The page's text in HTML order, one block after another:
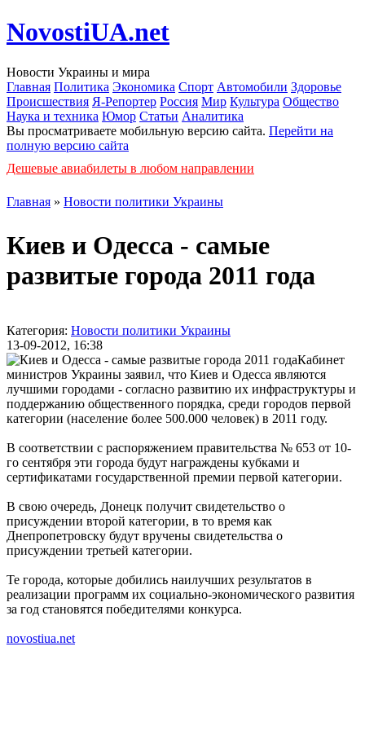
NovostiUA.net
Новости Украины и мира
Главная Политика Экономика Спорт Автомобили Здоровье
Происшествия Я-Репортер Россия Мир Культура Общество
Наука и техника Юмор Статьи Аналитика
Вы просматриваете мобильную версию сайта. Перейти на
полную версию сайта
Дешевые авиабилеты в любом направлении
Главная » Новости политики Украины
Киев и Одесса - самые
развитые города 2011 года
Категория: Новости политики Украины
13-09-2012, 16:38
Кабинет
министров Украины заявил, что Киев и Одесса являются
лучшими городами - согласно развитию их инфраструктуры и
поддержанию общественного порядка, среди городов первой
категории (население более 500.000 человек) в 2011 году.
В соответствии с распоряжением правительства № 653 от 10-
го сентября эти города будут награждены кубками и
сертификатами государственной премии первой категории.
В свою очередь, Донецк получит свидетельство о
присуждении второй категории, в то время как
Днепропетровску будут вручены свидетельства о
присуждении третьей категории.
Те города, которые добились наилучших результатов в
реализации программ их социально-экономического развития
за год становятся победителями конкурса.
novostiua.net